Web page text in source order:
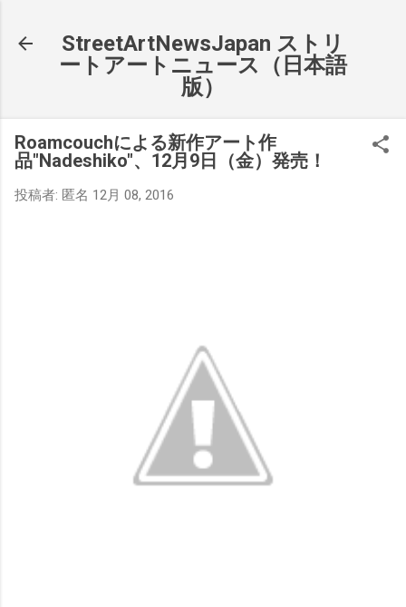
StreetArtNewsJapan ストリ
ートアートニュース（日本語
版）
Roamcouchによる新作アート作
品"Nadeshiko"、12月9日（金）発売！
投稿者: 匿名 12月 08, 2016